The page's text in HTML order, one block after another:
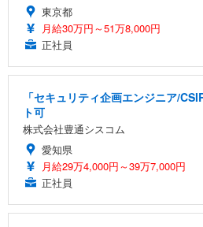
東京都
月給30万円～51万8,000円
正社員
「セキュリティ企画エンジニア/
ト可
株式会社豊通シスコム
愛知県
月給29万4,000円～39万7,000円
正社員